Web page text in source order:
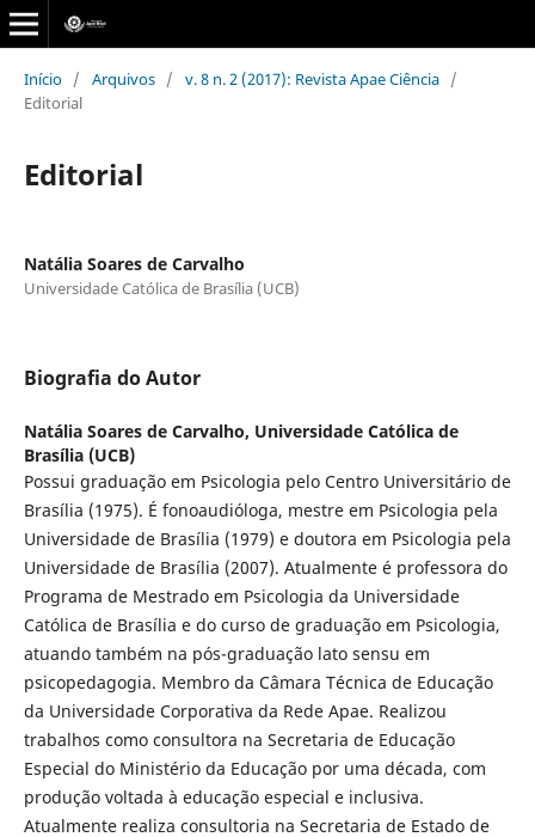
Início / Arquivos / v. 8 n. 2 (2017): Revista Apae Ciência /
Editorial
Editorial
Natália Soares de Carvalho
Universidade Católica de Brasília (UCB)
Biografia do Autor
Natália Soares de Carvalho, Universidade Católica de
Brasília (UCB)
Possui graduação em Psicologia pelo Centro Universitário de
Brasília (1975). É fonoaudióloga, mestre em Psicologia pela
Universidade de Brasília (1979) e doutora em Psicologia pela
Universidade de Brasília (2007). Atualmente é professora do
Programa de Mestrado em Psicologia da Universidade
Católica de Brasília e do curso de graduação em Psicologia,
atuando também na pós-graduação lato sensu em
psicopedagogia. Membro da Câmara Técnica de Educação
da Universidade Corporativa da Rede Apae. Realizou
trabalhos como consultora na Secretaria de Educação
Especial do Ministério da Educação por uma década, com
produção voltada à educação especial e inclusiva.
Atualmente realiza consultoria na Secretaria de Estado de